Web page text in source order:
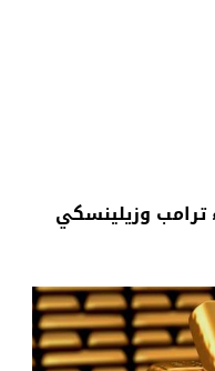
ترامب وزيلينسكي